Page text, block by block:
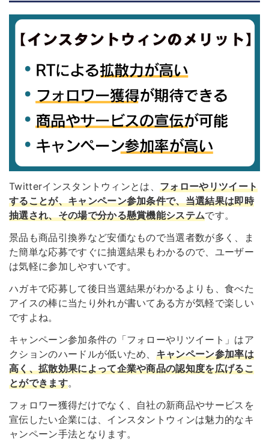
Twitterインスタントウィンとは、フォローやリツイート
することが、キャンペーン参加条件で、当選結果は即時
抽選され、その場で分かる懸賞機能システムです。
景品も商品引換券など安価なもので当選者数が多く、ま
た簡単な応募ですぐに抽選結果もわかるので、ユーザー
は気軽に参加しやすいです。
ハガキで応募して後日当選結果がわかるよりも、食べた
アイスの棒に当たり外れが書いてある方が気軽で楽しい
ですよね。
キャンペーン参加条件の「フォローやリツイート」はア
クションのハードルが低いため、 キャンペーン参加率は
高く、拡散効果によって企業や商品の認知度を広げるこ
とができます。
フォロワー獲得だけでなく、自社の新商品やサービスを
宣伝したい企業には、インスタントウィンは魅力的なキ
ャンペーン手法となります。